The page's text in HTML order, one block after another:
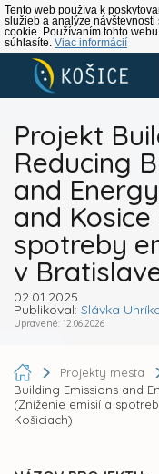
Tento web používa k
služieb a analýze návštevnosti
cookie. Používaním tohto
súhlasíte. Viac informácií
Projekt
Reducing
and
and
spotreby
v
02.01.2025
Publikoval: Slávka
Upravené: 12.06.2026
Projekty mesta
Building Emissions and
(Zníženie emisií a
Košiciach)